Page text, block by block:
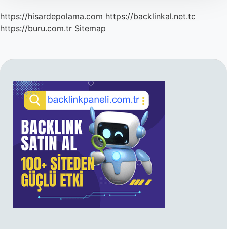
https://hisardepolama.com https://backlinkal.net.tc
https://buru.com.tr Sitemap
SIDEBAR